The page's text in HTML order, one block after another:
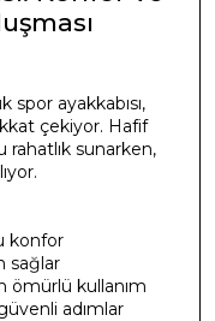
ayakkabısı,
çekiyor. Hafif
rahatlık sunarken,
konfor
sağlar
ömürlü kullanım
adımlar